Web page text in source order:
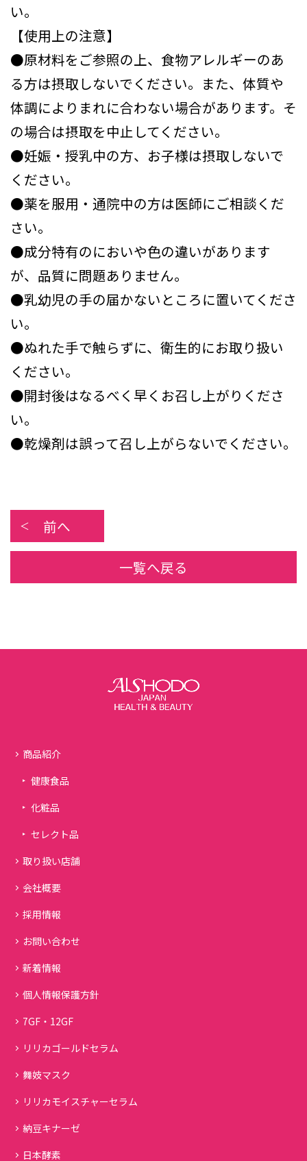
い。
【使用上の注意】
●原材料をご参照の上、食物アレルギーのあ
る方は摂取しないでください。また、体質や
体調によりまれに合わない場合があります。そ
の場合は摂取を中止してください。
●妊娠・授乳中の方、お子様は摂取しないで
ください。
●薬を服用・通院中の方は医師にご相談くだ
さい。
●成分特有のにおいや色の違いがあります
が、品質に問題ありません。
●乳幼児の手の届かないところに置いてくださ
い。
●ぬれた手で触らずに、衛生的にお取り扱い
ください。
●開封後はなるべく早くお召し上がりくださ
い。
●乾燥剤は誤って召し上がらないでください。
前へ
一覧へ戻る
商品紹介
健康食品
化粧品
セレクト品
取り扱い店舗
会社概要
採用情報
お問い合わせ
新着情報
個人情報保護方針
7GF・12GF
リリカゴールドセラム
舞妓マスク
リリカモイスチャーセラム
納豆キナーゼ
日本酵素